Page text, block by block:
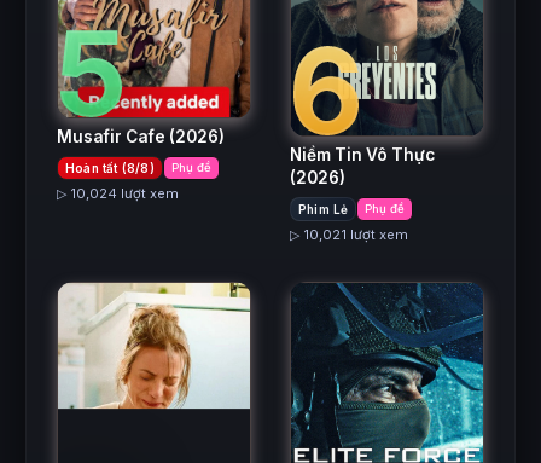
5
Musafir Cafe (2026)
Hoàn tất (8/8) Phụ đề
▷ 10,024 lượt xem
6
Niềm Tin Vô Thực
(2026)
Phim Lẻ Phụ đề
▷ 10,021 lượt xem